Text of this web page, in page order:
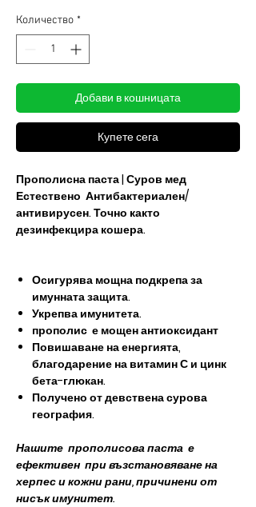
Количество *
Добави в кошницата
Купете сега
Прополисна паста | Суров мед
Естествено Антибактериален/
антивирусен. Точно както
дезинфекцира кошера.
Осигурява мощна подкрепа за
имунната защита.
Укрепва имунитета.
прополис е мощен антиоксидант
Повишаване на енергията,
благодарение на витамин С и цинк
бета-глюкан.
Получено от девствена сурова
география.
Нашите прополисова паста е
ефективен при възстановяване на
херпес и кожни рани, причинени от
нисък имунитет.